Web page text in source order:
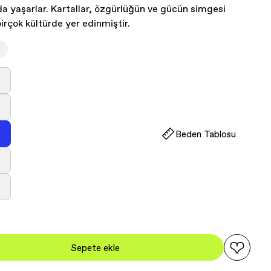
yaşarlar. Kartallar, özgürlüğün ve gücün simgesi
kültürde yer edinmiştir.
Beden Tablosu
Sepete ekle